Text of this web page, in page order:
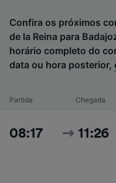
Confira os próximos
de la Reina para
horário completo do
data ou hora posterior,
Partida Chegada
08:17 11:26